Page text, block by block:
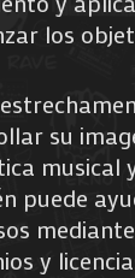
los
su
musical
puede
y